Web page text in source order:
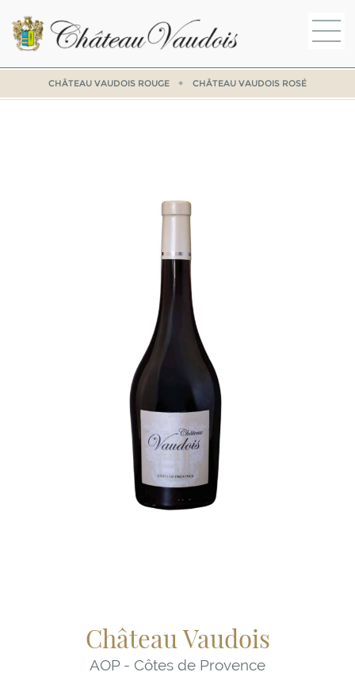
CHÂTEAU VAUDOIS ROUGE CHÂTEAU VAUDOIS ROSÉ
Château Vaudois
AOP - Côtes de Provence